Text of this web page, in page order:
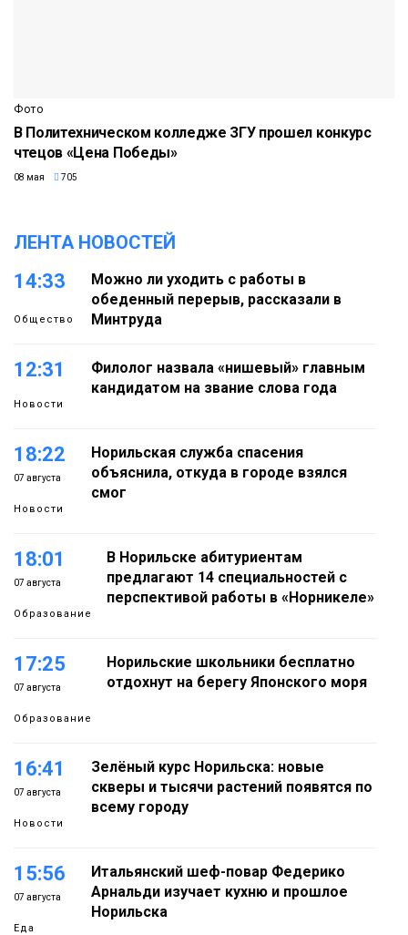
Фото
В Политехническом колледже ЗГУ прошел конкурс
чтецов «Цена Победы»
08 мая 705
ЛЕНТА НОВОСТЕЙ
14:33
Общество
Можно ли уходить с работы в
обеденный перерыв, рассказали в
Минтруда
12:31
Новости
Филолог назвала «нишевый» главным
кандидатом на звание слова года
18:22
07 августа
Новости
Норильская служба спасения
объяснила, откуда в городе взялся
смог
18:01
07 августа
Образование
В Норильске абитуриентам
предлагают 14 специальностей с
перспективой работы в «Норникеле»
17:25
07 августа
Образование
Норильские школьники бесплатно
отдохнут на берегу Японского моря
16:41
07 августа
Новости
Зелёный курс Норильска: новые
скверы и тысячи растений появятся по
всему городу
15:56
07 августа
Еда
Итальянский шеф-повар Федерико
Арнальди изучает кухню и прошлое
Норильска